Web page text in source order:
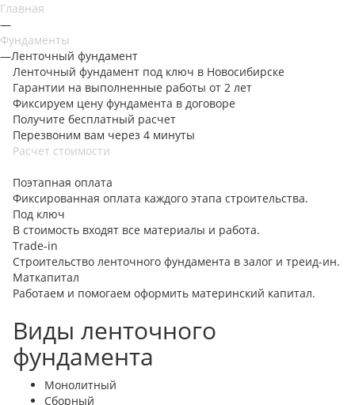
Главная
—
Фундаменты
—Ленточный фундамент
Ленточный фундамент под ключ в Новосибирске
Гарантии на выполненные работы от 2 лет
Фиксируем цену фундамента в договоре
Получите бесплатный расчет
Перезвоним вам через 4 минуты
Расчет стоимости
Поэтапная оплата
Фиксированная оплата каждого этапа строительства.
Под ключ
В стоимость входят все материалы и работа.
Trade-in
Строительство ленточного фундамента в залог и треид-ин.
Маткапитал
Работаем и помогаем оформить материнский капитал.
Виды ленточного
фундамента
Монолитный
Сборный